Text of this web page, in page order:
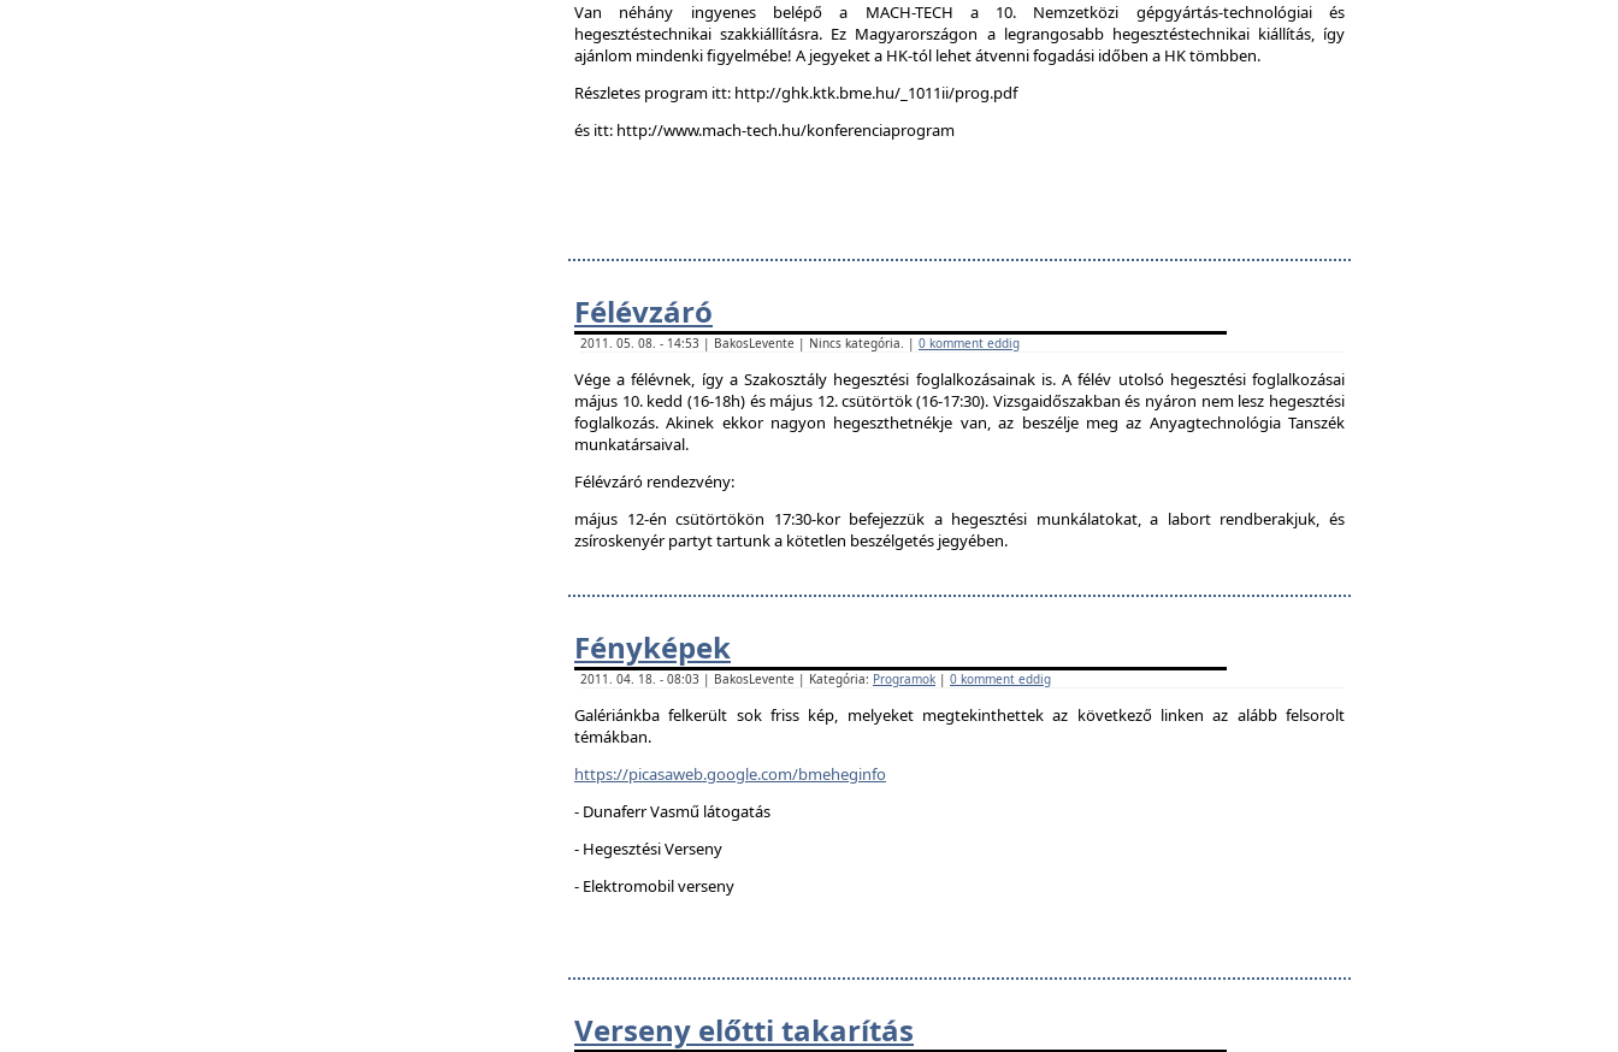
Van néhány ingyenes belépő a MACH-TECH a 10. Nemzetközi gépgyártás-technológiai és
hegesztéstechnikai szakkiállításra. Ez Magyarországon a legrangosabb hegesztéstechnikai kiállítás, így
ajánlom mindenki figyelmébe! A jegyeket a HK-tól lehet átvenni fogadási időben a HK tömbben.
Részletes program itt: http://ghk.ktk.bme.hu/_1011ii/prog.pdf
és itt: http://www.mach-tech.hu/konferenciaprogram
Félévzáró
2011. 05. 08. - 14:53 | BakosLevente | Nincs kategória. | 0 komment eddig
Vége a félévnek, így a Szakosztály hegesztési foglalkozásainak is. A félév utolsó hegesztési foglalkozásai
május 10. kedd (16-18h) és május 12. csütörtök (16-17:30). Vizsgaidőszakban és nyáron nem lesz hegesztési
foglalkozás. Akinek ekkor nagyon hegeszthetnékje van, az beszélje meg az Anyagtechnológia Tanszék
munkatársaival.
Félévzáró rendezvény:
május 12-én csütörtökön 17:30-kor befejezzük a hegesztési munkálatokat, a labort rendberakjuk, és
zsíroskenyér partyt tartunk a kötetlen beszélgetés jegyében.
Fényképek
2011. 04. 18. - 08:03 | BakosLevente | Kategória: Programok | 0 komment eddig
Galériánkba felkerült sok friss kép, melyeket megtekinthettek az következő linken az alább felsorolt
témákban.
https://picasaweb.google.com/bmeheginfo
- Dunaferr Vasmű látogatás
- Hegesztési Verseny
- Elektromobil verseny
Verseny előtti takarítás